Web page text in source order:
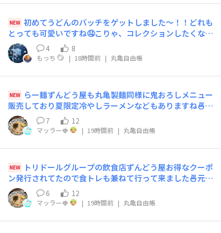
NEW 初めてうどんのバッチをゲットしました〜！！どれも
とっても可愛いですね🤤こりゃ、コレクションしたくなり
ます😄
4 8
もっち | 18時間前 | 丸亀自由帳
NEW らー麺ずんどう屋も丸亀製麺同様に鬼おろしメニュー
販売しており夏限定冷やしラーメンなどもありますね🍜卓
上の調味料も豊富なラインナップありますね🧂丸亀製麺は
薬味ネギやわかめ天かすなど無料トッピング豊富ですがら
ー麺ずんどう屋はニンニクと高菜が無料でネギなどは別料
金なので改めて丸亀製麺の無料トッピングの有難さを感じ
7 12
マッラー🍓 | 19時間前 | 丸亀自由帳
NEW
トリドールグループの飲食店ずんどう屋お得なクーポ
ン発行されてたので食トレも兼ねて行って来ました🍜元味
ラーメンに味玉と唐揚げと替玉3玉トッピングしてたくさ
んの量を何とか食べきってきました🫄お会計ですが唐揚げ
と替玉3玉と味玉が合計5枚クーポン併用出来て無料にな
りなんとラーメン1杯の値段だけでこのセット食べれまし
6 12
マッラー🍓 | 19時間前 | 丸亀自由帳